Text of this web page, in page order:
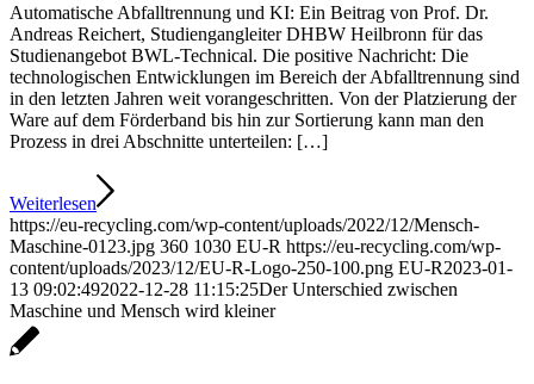
Automatische Abfalltrennung und KI: Ein Beitrag von Prof. Dr.
Andreas Reichert, Studiengangleiter DHBW Heilbronn für das
Studienangebot BWL-Technical. Die positive Nachricht: Die
technologischen Entwicklungen im Bereich der Abfalltrennung sind
in den letzten Jahren weit vorangeschritten. Von der Platzierung der
Ware auf dem Förderband bis hin zur Sortierung kann man den
Prozess in drei Abschnitte unterteilen: […]
Weiterlesen
https://eu-recycling.com/wp-content/uploads/2022/12/Mensch-
Maschine-0123.jpg 360 1030 EU-R https://eu-recycling.com/wp-
content/uploads/2023/12/EU-R-Logo-250-100.png EU-R2023-01-
13 09:02:492022-12-28 11:15:25Der Unterschied zwischen
Maschine und Mensch wird kleiner